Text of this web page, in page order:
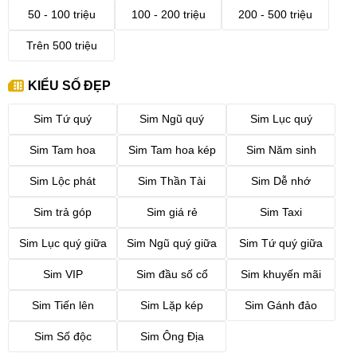
50 - 100 triệu 100 - 200 triệu 200 - 500 triệu
Trên 500 triệu
KIỂU SỐ ĐẸP
Sim Tứ quý Sim Ngũ quý Sim Lục quý
Sim Tam hoa Sim Tam hoa kép Sim Năm sinh
Sim Lộc phát Sim Thần Tài Sim Dễ nhớ
Sim trả góp Sim giá rẻ Sim Taxi
Sim Lục quý giữa Sim Ngũ quý giữa Sim Tứ quý giữa
Sim VIP Sim đầu số cổ Sim khuyến mãi
Sim Tiến lên Sim Lặp kép Sim Gánh đảo
Sim Số độc Sim Ông Địa